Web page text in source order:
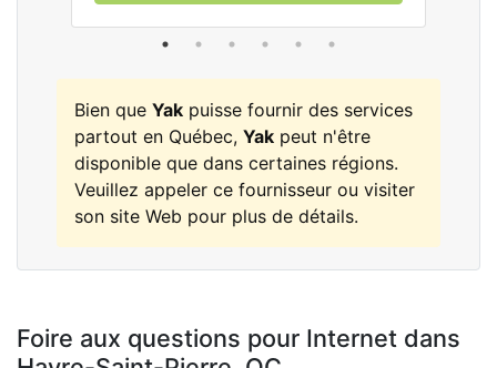
Bien que Yak puisse fournir des services
partout en Québec, Yak peut n'être
disponible que dans certaines régions.
Veuillez appeler ce fournisseur ou visiter
son site Web pour plus de détails.
Foire aux questions pour Internet dans